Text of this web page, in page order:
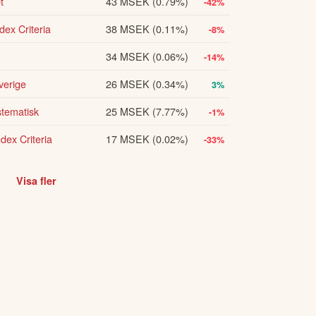
förhyrning i Frihamnen. Driftnettot
av serie A. Förvaltningsresultatet har
Criteria 38 MSEK (0.11%) -8%
34 MSEK (0.06%) -14%
26 MSEK (0.34%) 3%
25 MSEK (7.77%) -1%
Criteria 17 MSEK (0.02%)
-33%
Visa fler